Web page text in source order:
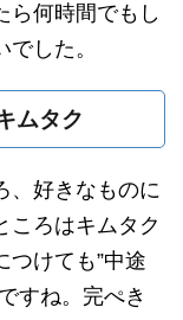
ら何時間でもし
した。
ムタク
、好きなものに
ころはキムタク
つけても”中途
すね。完ぺき